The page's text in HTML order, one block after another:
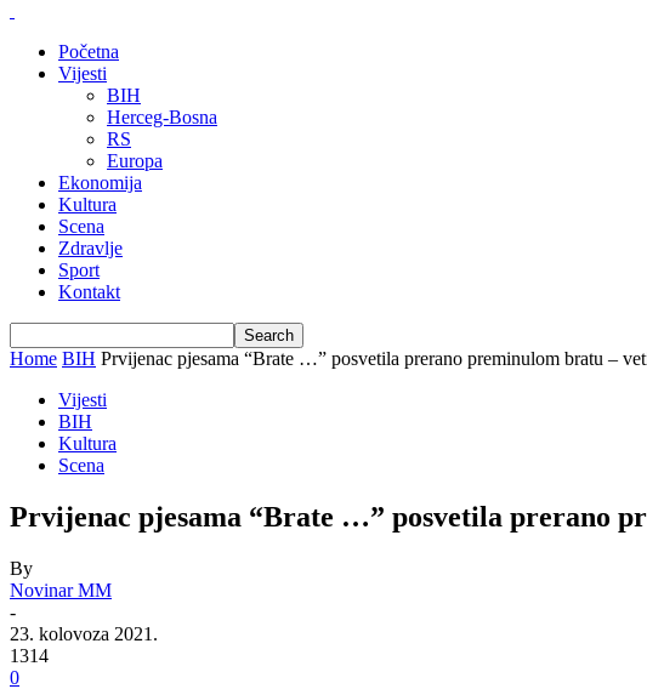
Početna
Vijesti
BIH
Herceg-Bosna
RS
Europa
Ekonomija
Kultura
Scena
Zdravlje
Sport
Kontakt
Home BIH Prvijenac pjesama “Brate …” posvetila prerano preminulom bratu –
Vijesti
BIH
Kultura
Scena
Prvijenac pjesama “Brate …” posvetila prerano
By
Novinar MM
-
23. kolovoza 2021.
1314
0